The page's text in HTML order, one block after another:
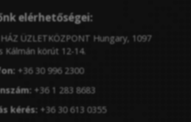
elérhetőségei:
HÁZ ÜZLETKÖZPONT Hungary, 1097
Kálmán körút 12-14.
+36 30 996 2300
+36 1 283 8683
kérés: +36 30 613 0355